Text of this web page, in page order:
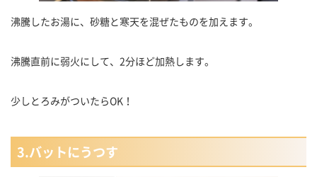
沸騰したお湯に、砂糖と寒天を混ぜたものを加えます。
沸騰直前に弱火にして、2分ほど加熱します。
少しとろみがついたらOK！
3.バットにうつす